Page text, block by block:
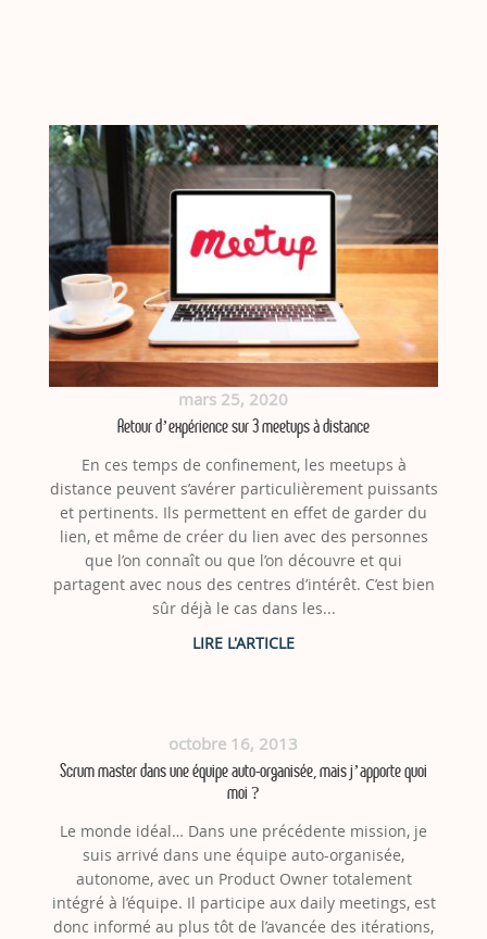
mars 25, 2020
Retour d’expérience sur 3 meetups à distance
En ces temps de confinement, les meetups à
distance peuvent s’avérer particulièrement puissants
et pertinents. Ils permettent en effet de garder du
lien, et même de créer du lien avec des personnes
que l’on connaît ou que l’on découvre et qui
partagent avec nous des centres d’intérêt. C’est bien
sûr déjà le cas dans les...
octobre 16, 2013
Scrum master dans une équipe auto-organisée, mais j’apporte quoi
moi ?
Le monde idéal… Dans une précédente mission, je
suis arrivé dans une équipe auto-organisée,
autonome, avec un Product Owner totalement
intégré à l’équipe. Il participe aux daily meetings, est
donc informé au plus tôt de l’avancée des itérations,